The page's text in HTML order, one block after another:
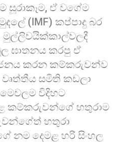
සූරාකෑම, ඒ වගේම
(IMF) කප්පාදු බර
ඝාතනය කරපු ඒ
කරන කම්කරුවන්ව
වෘත්තීය සමිති කඩලා
මෙවලම විදිහට
කම්කරුවන්ගේ හතුරාම
හතුරා
නම දෙමළ හරි සිංහල